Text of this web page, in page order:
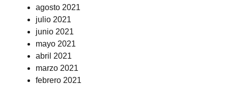
agosto 2021
julio 2021
junio 2021
mayo 2021
abril 2021
marzo 2021
febrero 2021